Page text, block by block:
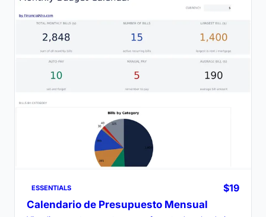
ESSENTIALS
$19
Calendario de Presupuesto Mensual